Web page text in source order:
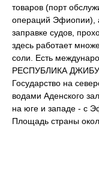
товаров (порт
операций Эфиопии),
заправке судов,
здесь работает
соли. Есть
РЕСПУБЛИКА
Государство на
водами Аденского
на юге и западе - с
Площадь страны